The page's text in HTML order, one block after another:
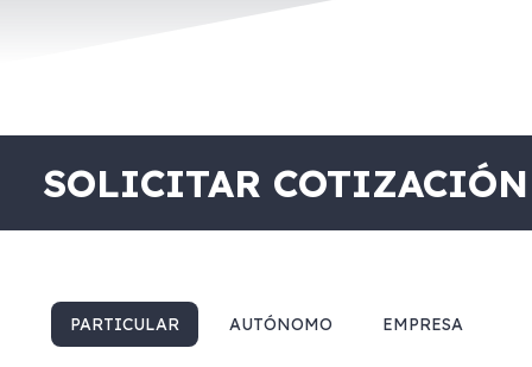
SOLICITAR COTIZACIÓN
PARTICULAR AUTÓNOMO EMPRESA